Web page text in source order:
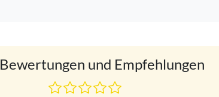
Bewertungen und Empfehlungen